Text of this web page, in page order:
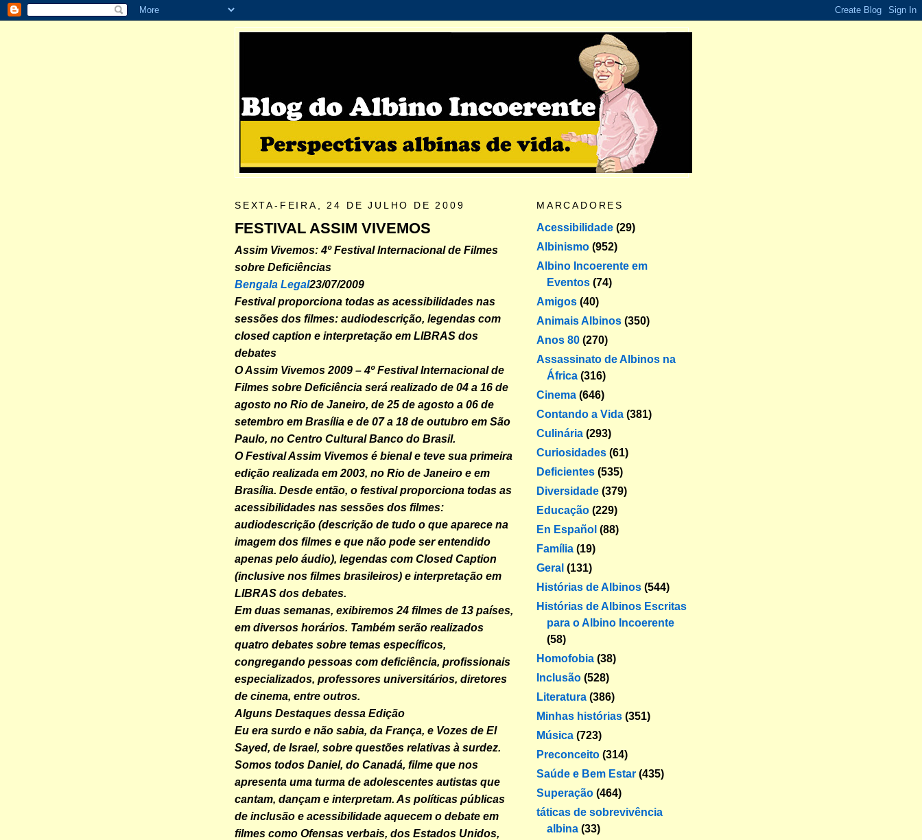
SEXTA-FEIRA, 24 DE JULHO DE 2009
FESTIVAL ASSIM VIVEMOS
Assim Vivemos: 4º Festival Internacional de Filmes
sobre Deficiências
Bengala Legal23/07/2009
Festival proporciona todas as acessibilidades nas
sessões dos filmes: audiodescrição, legendas com
closed caption e interpretação em LIBRAS dos
debates
O Assim Vivemos 2009 – 4º Festival Internacional de
Filmes sobre Deficiência será realizado de 04 a 16 de
agosto no Rio de Janeiro, de 25 de agosto a 06 de
setembro em Brasília e de 07 a 18 de outubro em São
Paulo, no Centro Cultural Banco do Brasil.
O Festival Assim Vivemos é bienal e teve sua primeira
edição realizada em 2003, no Rio de Janeiro e em
Brasília. Desde então, o festival proporciona todas as
acessibilidades nas sessões dos filmes:
audiodescrição (descrição de tudo o que aparece na
imagem dos filmes e que não pode ser entendido
apenas pelo áudio), legendas com Closed Caption
(inclusive nos filmes brasileiros) e interpretação em
LIBRAS dos debates.
Em duas semanas, exibiremos 24 filmes de 13 países,
em diversos horários. Também serão realizados
quatro debates sobre temas específicos,
congregando pessoas com deficiência, profissionais
especializados, professores universitários, diretores
de cinema, entre outros.
Alguns Destaques dessa Edição
Eu era surdo e não sabia, da França, e Vozes de El
Sayed, de Israel, sobre questões relativas à surdez.
Somos todos Daniel, do Canadá, filme que nos
apresenta uma turma de adolescentes autistas que
cantam, dançam e interpretam. As políticas públicas
de inclusão e acessibilidade aquecem o debate em
filmes como Ofensas verbais, dos Estados Unidos,
MARCADORES
Acessibilidade (29)
Albinismo (952)
Albino Incoerente em
Eventos (74)
Amigos (40)
Animais Albinos (350)
Anos 80 (270)
Assassinato de Albinos na
África (316)
Cinema (646)
Contando a Vida (381)
Culinária (293)
Curiosidades (61)
Deficientes (535)
Diversidade (379)
Educação (229)
En Español (88)
Família (19)
Geral (131)
Histórias de Albinos (544)
Histórias de Albinos Escritas
para o Albino Incoerente
(58)
Homofobia (38)
Inclusão (528)
Literatura (386)
Minhas histórias (351)
Música (723)
Preconceito (314)
Saúde e Bem Estar (435)
Superação (464)
táticas de sobrevivência
albina (33)